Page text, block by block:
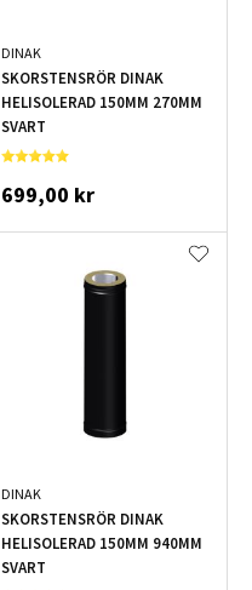
DINAK
SKORSTENSRÖR DINAK
HELISOLERAD 150MM 270MM
SVART
699,00 kr
DINAK
SKORSTENSRÖR DINAK
HELISOLERAD 150MM 940MM
SVART